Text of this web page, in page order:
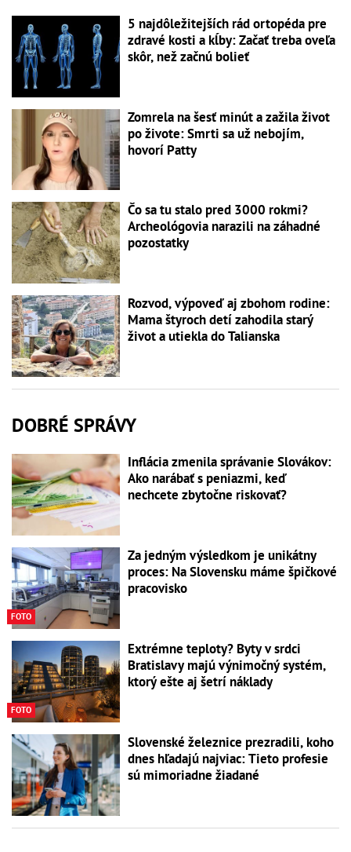
5 najdôležitejších rád ortopéda pre
zdravé kosti a kĺby: Začať treba oveľa
skôr, než začnú bolieť
Zomrela na šesť minút a zažila život
po živote: Smrti sa už nebojím,
hovorí Patty
Čo sa tu stalo pred 3000 rokmi?
Archeológovia narazili na záhadné
pozostatky
Rozvod, výpoveď aj zbohom rodine:
Mama štyroch detí zahodila starý
život a utiekla do Talianska
DOBRÉ SPRÁVY
Inflácia zmenila správanie Slovákov:
Ako narábať s peniazmi, keď
nechcete zbytočne riskovať?
FOTO
Za jedným výsledkom je unikátny
proces: Na Slovensku máme špičkové
pracovisko
FOTO
Extrémne teploty? Byty v srdci
Bratislavy majú výnimočný systém,
ktorý ešte aj šetrí náklady
Slovenské železnice prezradili, koho
dnes hľadajú najviac: Tieto profesie
sú mimoriadne žiadané